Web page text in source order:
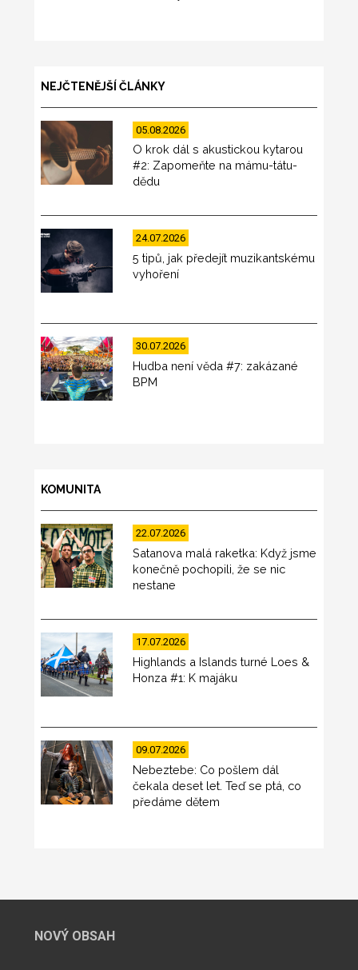
NEJČTENĚJŠÍ ČLÁNKY
05.08.2026
O krok dál s akustickou kytarou
#2: Zapomeňte na mámu-tátu-
dědu
24.07.2026
5 tipů, jak předejít muzikantskému
vyhoření
30.07.2026
Hudba není věda #7: zakázané
BPM
KOMUNITA
22.07.2026
Satanova malá raketka: Když jsme
konečně pochopili, že se nic
nestane
17.07.2026
Highlands a Islands turné Loes &
Honza #1: K majáku
09.07.2026
Nebeztebe: Co pošlem dál
čekala deset let. Teď se ptá, co
předáme dětem
NOVÝ OBSAH